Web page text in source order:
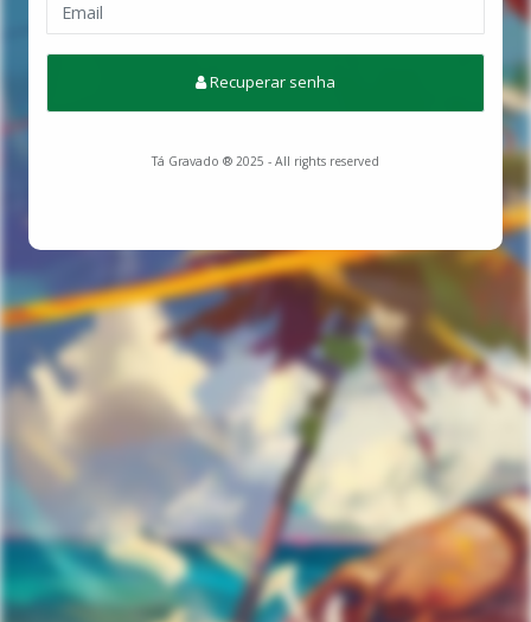
Recuperar senha
Tá Gravado ® 2025 - All rights reserved